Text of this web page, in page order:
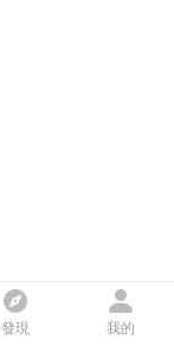
發現 我的